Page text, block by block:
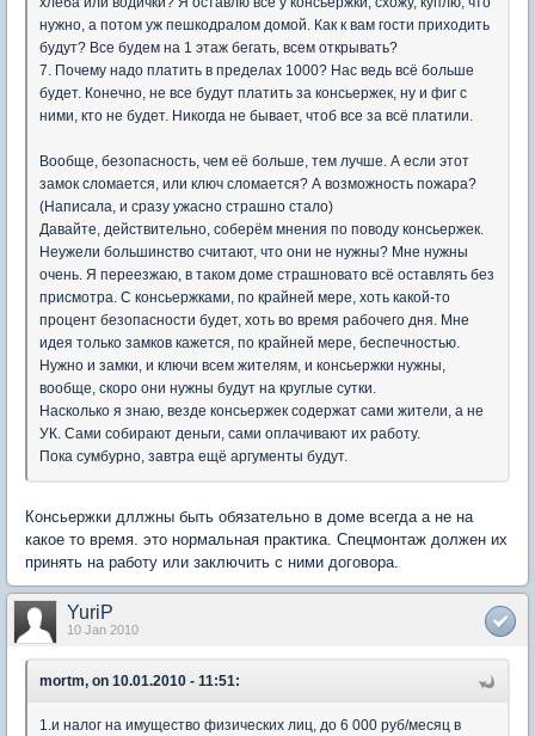
нужно, а потом уж пешкодралом домой. Как к вам гости приходить
будут? Все будем на 1 этаж бегать, всем открывать?
7. Почему надо платить в пределах 1000? Нас ведь всё больше
будет. Конечно, не все будут платить за консьержек, ну и фиг с
ними, кто не будет. Никогда не бывает, чтоб все за всё платили.
Вообще, безопасность, чем её больше, тем лучше. А если этот
замок сломается, или ключ сломается? А возможность пожара?
(Написала, и сразу ужасно страшно стало)
Давайте, действительно, соберём мнения по поводу консьержек.
Неужели большинство считают, что они не нужны? Мне нужны
очень. Я переезжаю, в таком доме страшновато всё оставлять без
присмотра. С консьержками, по крайней мере, хоть какой-то
процент безопасности будет, хоть во время рабочего дня. Мне
идея только замков кажется, по крайней мере, беспечностью.
Нужно и замки, и ключи всем жителям, и консьержки нужны,
вообще, скоро они нужны будут на круглые сутки.
Насколько я знаю, везде консьержек содержат сами жители, а не
УК. Сами собирают деньги, сами оплачивают их работу.
Пока сумбурно, завтра ещё аргументы будут.
Консьержки дллжны быть обязательно в доме всегда а не на
какое то время. это нормальная практика. Спецмонтаж должен их
принять на работу или заключить с ними договора.
YuriP
10 Jan 2010
mortm, on 10.01.2010 - 11:51:
1.и налог на имущество физических лиц, до 6 000 руб/месяц в